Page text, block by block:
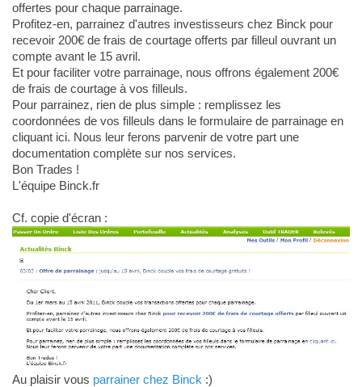
offertes pour chaque parrainage.
Profitez-en, parrainez d'autres investisseurs chez Binck pour
recevoir 200€ de frais de courtage offerts par filleul ouvrant un
compte avant le 15 avril.
Et pour faciliter votre parrainage, nous offrons également 200€
de frais de courtage à vos filleuls.
Pour parrainez, rien de plus simple : remplissez les
coordonnées de vos filleuls dans le formulaire de parrainage en
cliquant ici. Nous leur ferons parvenir de votre part une
documentation complète sur nos services.
Bon Trades !
L'équipe Binck.fr
Cf. copie d'écran :
Au plaisir vous parrainer chez Binck :)